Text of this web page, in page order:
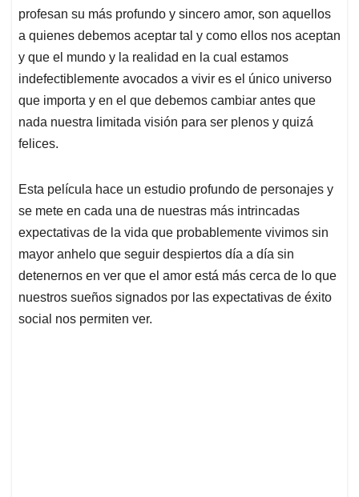
profesan su más profundo y sincero amor, son aquellos
a quienes debemos aceptar tal y como ellos nos aceptan
y que el mundo y la realidad en la cual estamos
indefectiblemente avocados a vivir es el único universo
que importa y en el que debemos cambiar antes que
nada nuestra limitada visión para ser plenos y quizá
felices.
Esta película hace un estudio profundo de personajes y
se mete en cada una de nuestras más intrincadas
expectativas de la vida que probablemente vivimos sin
mayor anhelo que seguir despiertos día a día sin
detenernos en ver que el amor está más cerca de lo que
nuestros sueños signados por las expectativas de éxito
social nos permiten ver.